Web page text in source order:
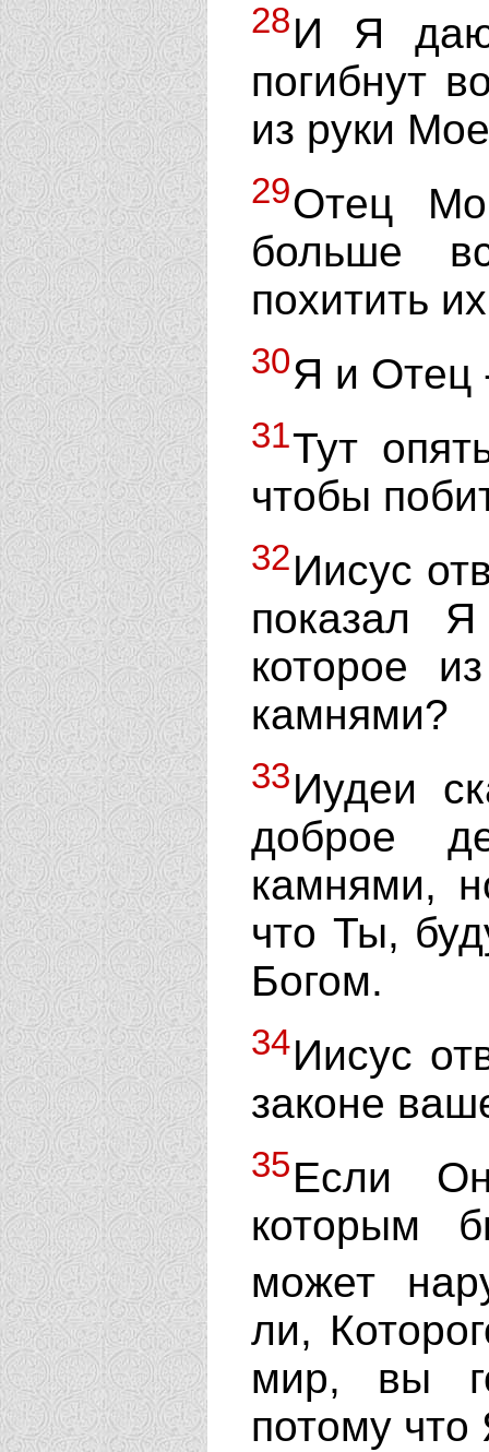
28И Я
погибнут
из руки
29Отец
больше
похитить
30Я и Отец
31Тут
чтобы
32Иисус
показал
которое
камнями?
33Иудеи
доброе
камнями,
что Ты,
Богом.
34Иисус
законе
35Если
которым
может
ли,
мир, вы
потому